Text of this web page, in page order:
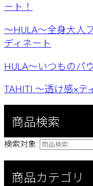
ート！
〜HULA〜全身大人
ディネート
HULA〜いつものパ
TAHITI 〜透け感×テ
商品検索
検索対象:
商品カテゴリ